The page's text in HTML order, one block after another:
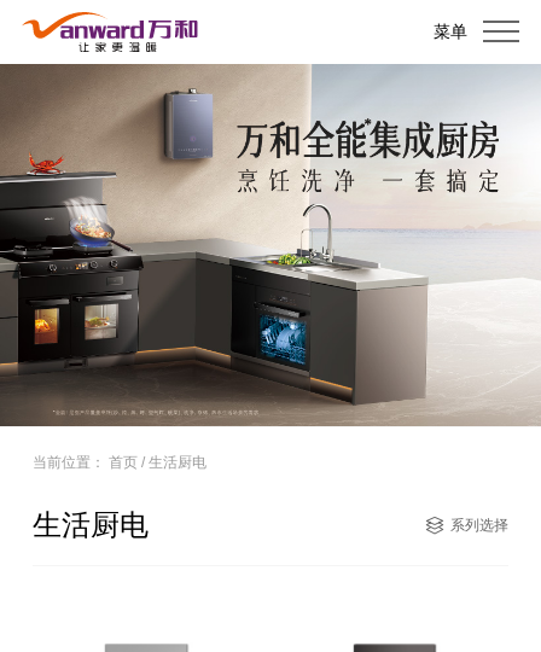
菜单
当前位置： 首页/ 生活厨电
生活厨电 系列选择